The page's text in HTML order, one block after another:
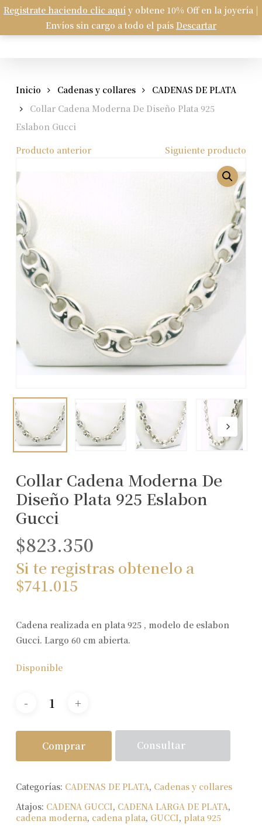
Registrate haciendo clic aquí y obtene 10% Off en la joyería |
Envíos sin cargo a todo el país Descartar
Skip
main
search
Carrito Cart
Inicio Cadenas y collares
CADENAS DE PLATA
Collar Cadena Moderna De Diseño Plata 925
Eslabon Gucci
Producto anterior
Siguiente producto
Collar Cadena Moderna De
Diseño Plata 925 Eslabon
Gucci
$823.350
Si te registras obtenelo a
$741.015
Cadena realizada en plata 925 , modelo de eslabon
Gucci. Largo 60 cm abierta.
Disponible
Comprar Consultar
Categorías: CADENAS DE PLATA, Cadenas y collares
Atajos: CADENA GUCCI, CADENA LARGA DE PLATA,
cadena moderna, cadena plata, GUCCI, plata 925